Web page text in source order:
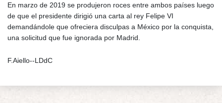
En marzo de 2019 se produjeron roces entre ambos países luego
de que el presidente dirigió una carta al rey Felipe VI
demandándole que ofreciera disculpas a México por la conquista,
una solicitud que fue ignorada por Madrid.
F.Aiello--LDdC